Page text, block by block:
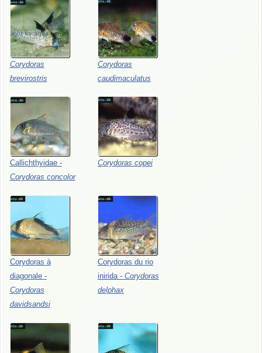
Corydoras
brevirostris
Corydoras
caudimaculatus
Callichthyidae -
Corydoras concolor
Corydoras copei
Corydoras à
diagonale -
Corydoras
davidsandsi
Corydoras du rio
inirida - Corydoras
delphax